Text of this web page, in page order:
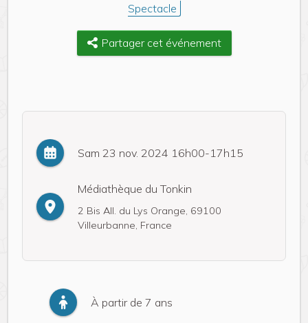
Spectacle
Partager cet événement
Sam 23 nov. 2024 16h00-17h15
Médiathèque du Tonkin
2 Bis All. du Lys Orange, 69100
Villeurbanne, France
À partir de 7 ans